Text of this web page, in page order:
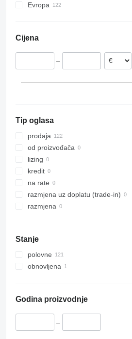
Evropa
Litvanija
Cijena
–
Tip oglasa
prodaja
od proizvođača
lizing
kredit
na rate
razmjena uz doplatu (trade-in)
razmjena
Stanje
polovne
obnovljena
Godina proizvodnje
–